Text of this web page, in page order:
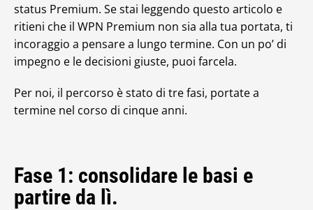
status Premium. Se stai leggendo questo articolo e
ritieni che il WPN Premium non sia alla tua portata, ti
incoraggio a pensare a lungo termine. Con un po’ di
impegno e le decisioni giuste, puoi farcela.
Per noi, il percorso è stato di tre fasi, portate a
termine nel corso di cinque anni.
Fase 1: consolidare le basi e
partire da lì.